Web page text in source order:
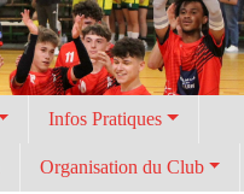
Infos Pratiques
Organisation du Club